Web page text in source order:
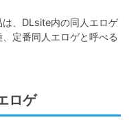
、DLsite内の同人エロゲ
定番同人エロゲと呼べる
ロゲ